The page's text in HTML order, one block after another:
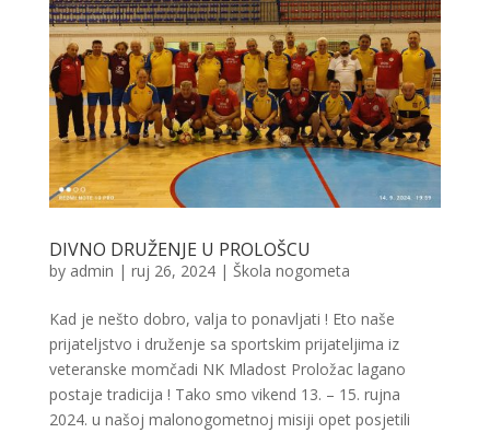
DIVNO DRUŽENJE U PROLOŠCU
by admin | ruj 26, 2024| Škola nogometa
Kad je nešto dobro, valja to ponavljati ! Eto naše
prijateljstvo i druženje sa sportskim prijateljima iz
veteranske momčadi NK Mladost Proložac lagano
postaje tradicija ! Tako smo vikend 13. – 15. rujna
2024. u našoj malonogometnoj misiji opet posjetili